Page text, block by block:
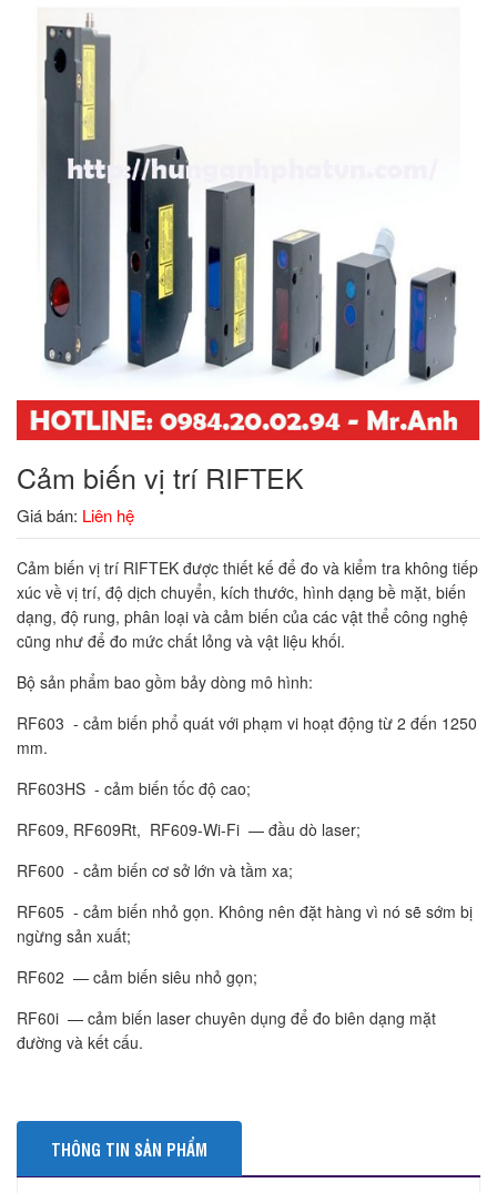
Cảm biến vị trí RIFTEK
Giá bán: Liên hệ
Cảm biến vị trí RIFTEK được thiết kế để đo và kiểm tra không tiếp
xúc về vị trí, độ dịch chuyển, kích thước, hình dạng bề mặt, biến
dạng, độ rung, phân loại và cảm biến của các vật thể công nghệ
cũng như để đo mức chất lỏng và vật liệu khối.
Bộ sản phẩm bao gồm bảy dòng mô hình:
RF603 - cảm biến phổ quát với phạm vi hoạt động từ 2 đến 1250
mm.
RF603HS - cảm biến tốc độ cao;
RF609, RF609Rt, RF609-Wi-Fi — đầu dò laser;
RF600 - cảm biến cơ sở lớn và tầm xa;
RF605 - cảm biến nhỏ gọn. Không nên đặt hàng vì nó sẽ sớm bị
ngừng sản xuất;
RF602 — cảm biến siêu nhỏ gọn;
RF60i — cảm biến laser chuyên dụng để đo biên dạng mặt
đường và kết cấu.
THÔNG TIN SẢN PHẨM